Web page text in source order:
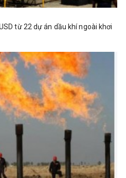
từ 22 dự án dầu khí ngoài khơi